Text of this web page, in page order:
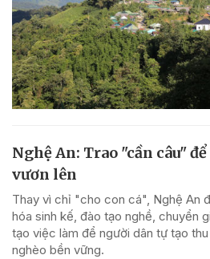
Nghệ An: Trao "cần câu"
vươn lên
Thay vì chỉ "cho con cá", Nghệ An
hóa sinh kế, đào tạo nghề, chuyển
tạo việc làm để người dân tự tạo
nghèo bền vững.